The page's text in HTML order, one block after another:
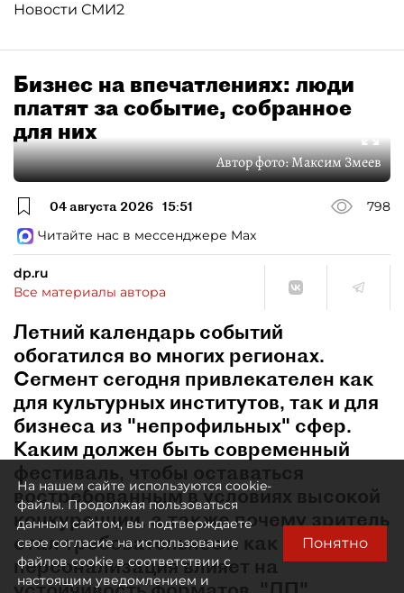
Новости СМИ2
Бизнес на впечатлениях: люди
платят за событие, собранное
для них
Автор фото:Максим Змеев
04 августа 2026 15:51
798
Читайте нас в мессенджере Max
dp.ru
Все материалы автора
Летний календарь событий
обогатился во многих регионах.
Сегмент сегодня привлекателен как
для культурных институтов, так и для
бизнеса из "непрофильных" сфер.
Каким должен быть современный
фестиваль, чтобы оставаться
востребованным в условиях высокой
конкуренции, а также почему зритель
стал требовательнее и как
персонализация влияет на
На нашем сайте используются cookie-
файлы. Продолжая пользоваться
данным сайтом, вы подтверждаете
свое согласие на использование
файлов cookie в соответствии с
настоящим уведомлением и
Понятно